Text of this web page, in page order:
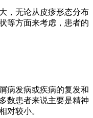
，无论从皮疹形态分布
等方面来考虑，患者的
病发病或疾病的复发和
数患者来说主要是精神
对较小。